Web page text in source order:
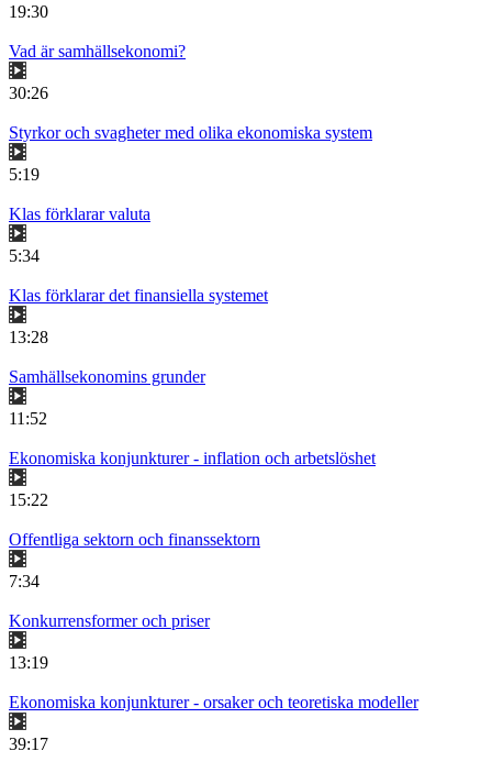
19:30
Vad är samhällsekonomi?
30:26
Styrkor och svagheter med olika ekonomiska system
5:19
Klas förklarar valuta
5:34
Klas förklarar det finansiella systemet
13:28
Samhällsekonomins grunder
11:52
Ekonomiska konjunkturer - inflation och arbetslöshet
15:22
Offentliga sektorn och finanssektorn
7:34
Konkurrensformer och priser
13:19
Ekonomiska konjunkturer - orsaker och teoretiska modeller
39:17